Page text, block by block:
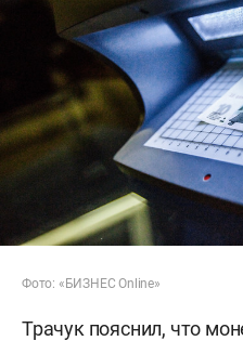
Фото: «БИЗНЕС Online»
Трачук пояснил, что